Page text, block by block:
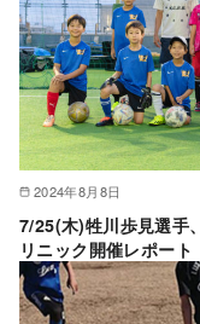
2024年8月8日
7/25(木)牲川歩見選手
リニック開催レポート